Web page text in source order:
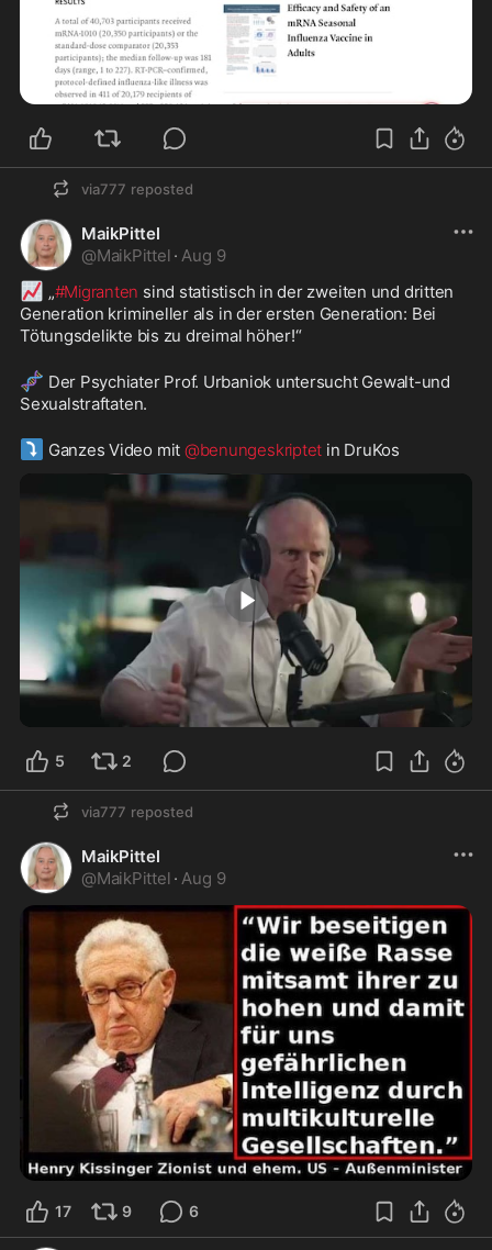
via777 reposted
MaikPittel
@MaikPittel · Aug 9
📈 „#Migranten sind statistisch in der zweiten und dritten
Generation krimineller als in der ersten Generation: Bei
Tötungsdelikte bis zu dreimal höher!“
🧬 Der Psychiater Prof. Urbaniok untersucht Gewalt-und
Sexualstraftaten.
⤵️ Ganzes Video mit @benungeskriptet in DruKos
2:11
5 2
via777 reposted
MaikPittel
@MaikPittel · Aug 9
17 9 6